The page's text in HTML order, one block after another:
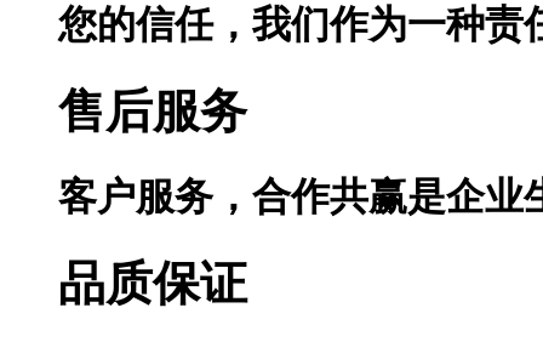
您的信任，我们作为一种责
售后服务
客户服务，合作共赢是企业
品质保证